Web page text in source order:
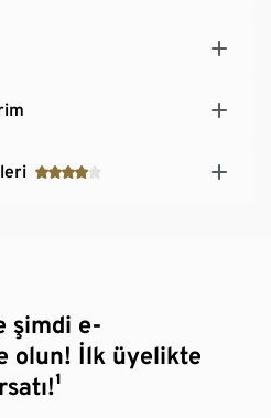
şimdi e-
olun! İlk üyelikte